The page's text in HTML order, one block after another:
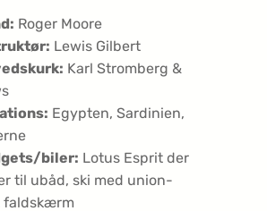
Roger Moore
Lewis Gilbert
Karl Stromberg &
Egypten, Sardinien,
biler: Lotus Esprit der
til ubåd, ski med union-
faldskærm